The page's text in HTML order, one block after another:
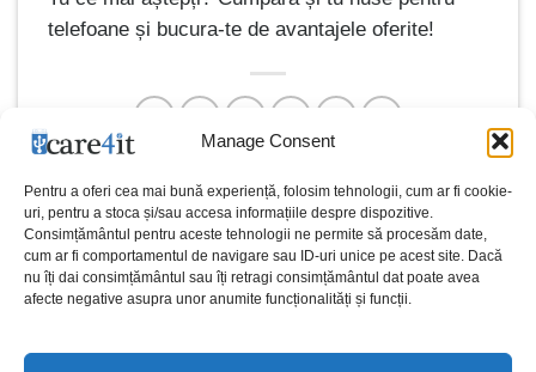
Manage Consent
Pentru a oferi cea mai bună experiență, folosim tehnologii, cum ar fi cookie-
uri, pentru a stoca și/sau accesa informațiile despre dispozitive.
Consimțământul pentru aceste tehnologii ne permite să procesăm date,
cum ar fi comportamentul de navigare sau ID-uri unice pe acest site. Dacă
nu îți dai consimțământul sau îți retragi consimțământul dat poate avea
afecte negative asupra unor anumite funcționalități și funcții.
telefoane și bucura-te de avantajele oferite!
Review MagicMount™ Pro
Charge Window/Dash cu
încărcare wireless Qi
Cauti un supliment natural
usor si nutritiv? Iata cum
poti integra seminte de
cannabis in dieta ta!